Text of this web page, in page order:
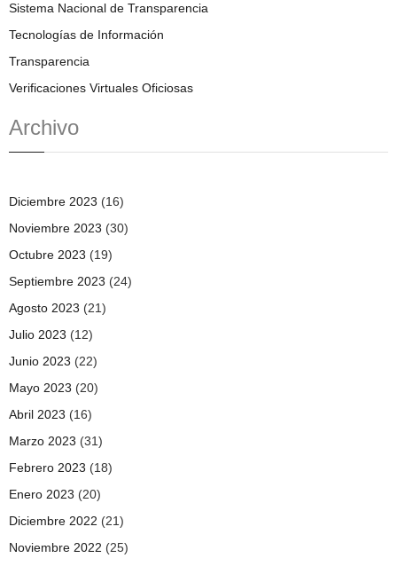
Sistema Nacional de Transparencia
Tecnologías de Información
Transparencia
Verificaciones Virtuales Oficiosas
Archivo
Diciembre 2023 (16)
Noviembre 2023 (30)
Octubre 2023 (19)
Septiembre 2023 (24)
Agosto 2023 (21)
Julio 2023 (12)
Junio 2023 (22)
Mayo 2023 (20)
Abril 2023 (16)
Marzo 2023 (31)
Febrero 2023 (18)
Enero 2023 (20)
Diciembre 2022 (21)
Noviembre 2022 (25)